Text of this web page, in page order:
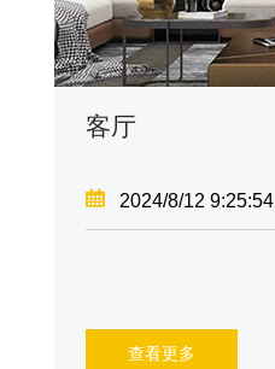
客厅
2024/8/12 9:25:54
查看更多